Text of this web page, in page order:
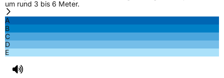
Allgemeine Produktsicherheit (GPSR)
um rund 3 bis 6 Meter.
A
B
C
D
E